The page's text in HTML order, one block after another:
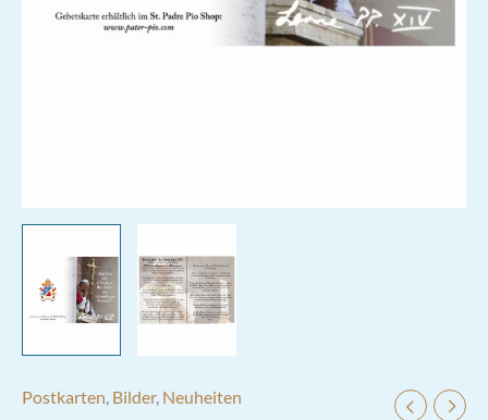
Postkarten, Bilder, Neuheiten